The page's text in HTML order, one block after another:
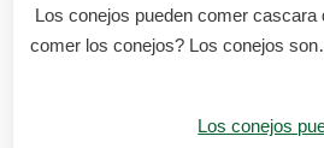
Los conejos pueden comer cascara
comer los conejos? Los conejos
Los conejos